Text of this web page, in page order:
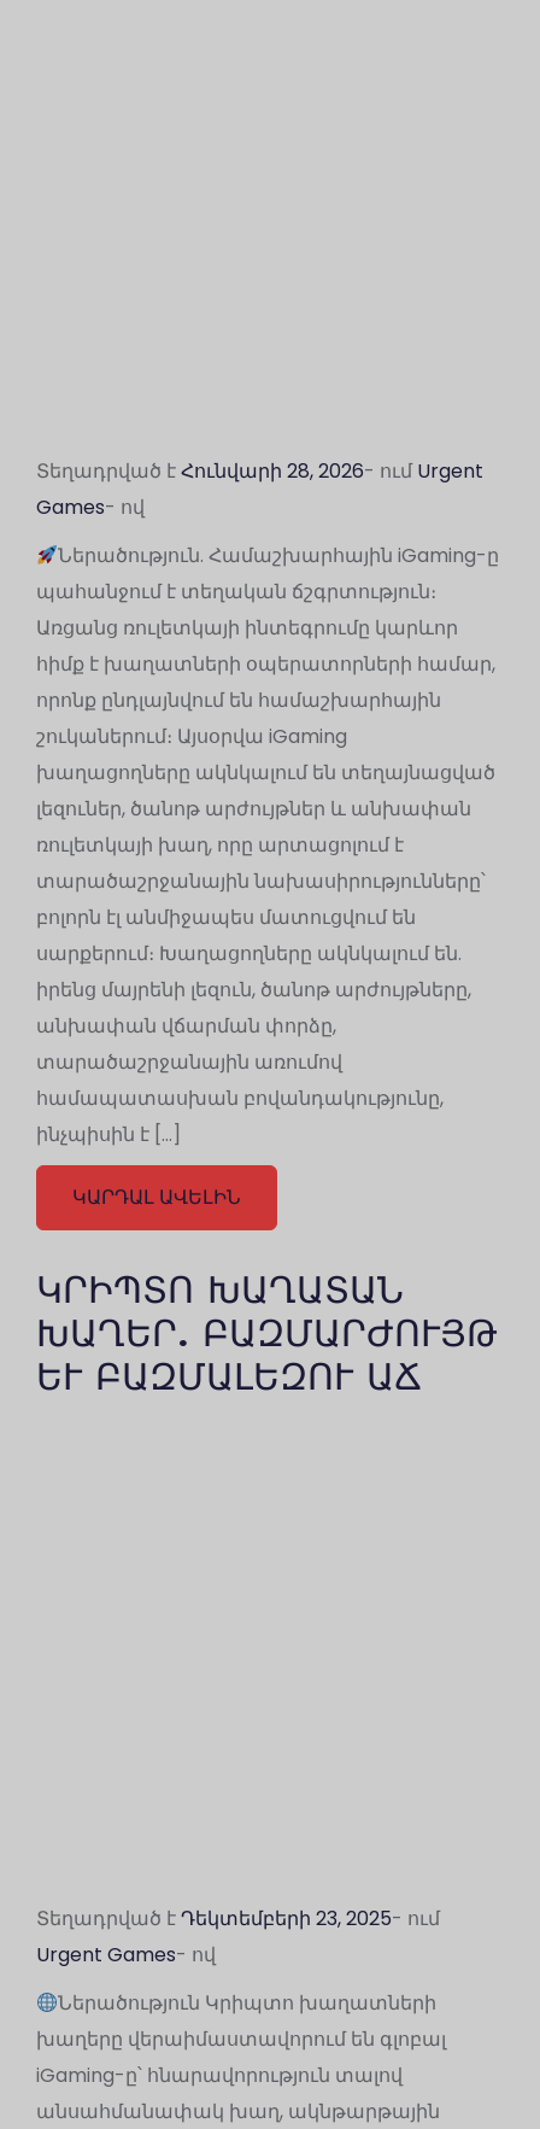
Տեղադրված էՀունվարի 28, 2026- ում Urgent
Games- ով
Ներածություն. Համաշխարհային iGaming-ը
պահանջում է տեղական ճշգրտություն։
Առցանց ռուլետկայի ինտեգրումը կարևոր
հիմք է խաղատների օպերատորների համար,
որոնք ընդլայնվում են համաշխարհային
շուկաներում։ Այսօրվա iGaming
խաղացողները ակնկալում են տեղայնացված
լեզուներ, ծանոթ արժույթներ և անխափան
ռուլետկայի խաղ, որը արտացոլում է
տարածաշրջանային նախասիրությունները՝
բոլորն էլ անմիջապես մատուցվում են
սարքերում։ Խաղացողները ակնկալում են.
իրենց մայրենի լեզուն, ծանոթ արժույթները,
անխափան վճարման փորձը,
տարածաշրջանային առումով
համապատասխան բովանդակությունը,
ինչպիսին է […]
ԿԱՐԴԱԼ ԱՎԵԼԻՆ
ԿՐԻՊՏՈ ԽԱՂԱՏԱՆ
ԽԱՂԵՐ. ԲԱԶՄԱՐԺՈՒՅԹ
ԵՒ ԲԱԶՄԱԼԵԶՈՒ ԱՃ
Տեղադրված էԴեկտեմբերի 23, 2025- ում
Urgent Games- ով
Ներածություն Կրիպտո խաղատների
խաղերը վերաիմաստավորում են գլոբալ
iGaming-ը՝ հնարավորություն տալով
անսահմանափակ խաղ, ակնթարթային